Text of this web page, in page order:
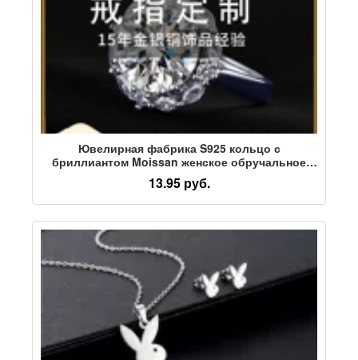
Ювелирная фабрика S925 кольцо с
бриллиантом Moissan женское обручальное
кольцо с цирконом для пары
персонализированное кольцо с хвостом
изготовленные на заказ трансграничные
13.95 руб.